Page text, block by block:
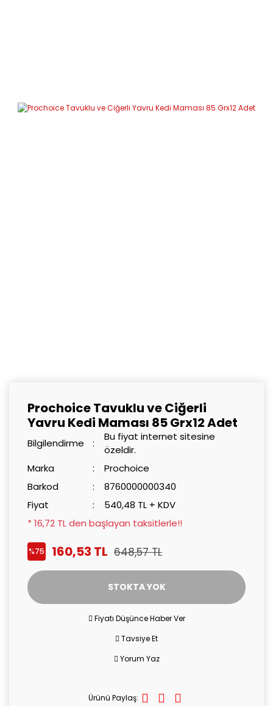
Prochoice Tavuklu ve Ciğerli
Yavru Kedi Maması 85 Grx12 Adet
Bilgilendirme
Bu fiyat internet sitesine
özeldir.
Marka
Prochoice
Barkod
8760000000340
Fiyat
540,48 TL + KDV
* 16,72 TL den başlayan taksitlerle!!
%75 160,53 TL 648,57 TL
STOKTA YOK
Fiyatı Düşünce Haber Ver
Tavsiye Et
Yorum Yaz
Ürünü Paylaş: